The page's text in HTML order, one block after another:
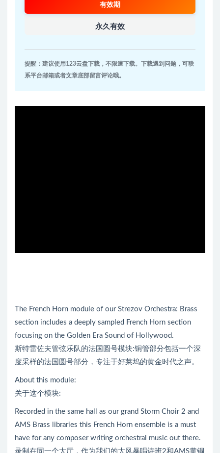
有效期
永久有效
提醒：建议使用123云盘下载，不限速下载。下载遇到问题，可联
系平台邮箱或者文章底部留言评论哦。
The French Horn module of our Strezov Orchestra: Brass
section includes a deeply sampled French Horn section
focusing on the Golden Era Sound of Hollywood.
斯特雷佐夫管弦乐队的法国圆号模块:铜管部分包括一个深
度采样的法国圆号部分，专注于好莱坞的黄金时代之声。
About this module:
关于这个模块:
Recorded in the same hall as our grand Storm Choir 2 and
AMS Brass libraries this French Horn ensemble is a must
have for any composer writing orchestral music out there.
录制在同一个大厅，作为我们的大风暴唱诗班2和AMS黄铜